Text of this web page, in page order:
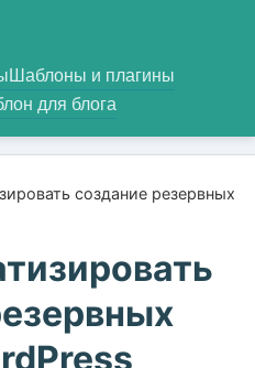
Шаблоны и плагины
для блога
создание резервных